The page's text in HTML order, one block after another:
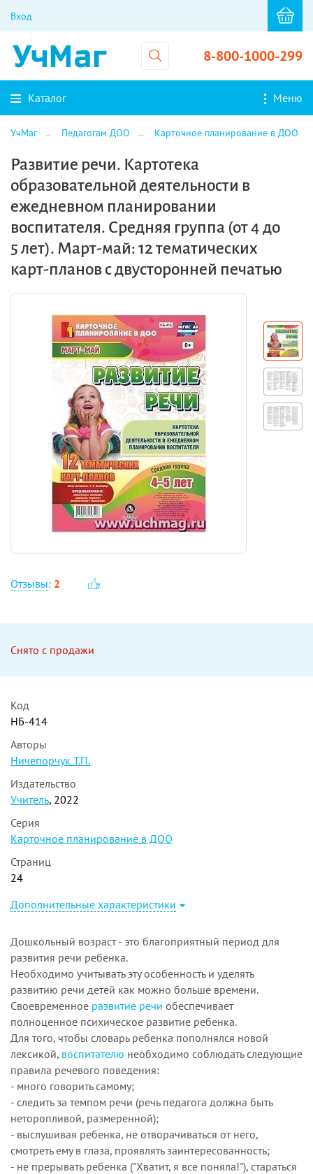
Вход
8-800-1000-299
Каталог Меню
УчМаг Педагогам ДОО Карточное планирование в ДОО
Развитие речи. Картотека
образовательной деятельности в
ежедневном планировании
воспитателя. Средняя группа (от 4 до
5 лет). Март-май: 12 тематических
карт-планов с двусторонней печатью
Отзывы: 2
Снято с продажи
Код
НБ-414
Авторы
Ничепорчук Т.П.
Издательство
Учитель, 2022
Серия
Карточное планирование в ДОО
Страниц
24
Дополнительные характеристики
Дошкольный возраст - это благоприятный период для
развития речи ребенка.
Необходимо учитывать эту особенность и уделять
развитию речи детей как можно больше времени.
Своевременное развитие речи обеспечивает
полноценное психическое развитие ребенка.
Для того, чтобы словарь ребенка пополнялся новой
лексикой, воспитателю необходимо соблюдать следующие
правила речевого поведения:
- много говорить самому;
- следить за темпом речи (речь педагога должна быть
неторопливой, размеренной);
- выслушивая ребенка, не отворачиваться от него,
смотреть ему в глаза, проявлять заинтересованность;
- не прерывать ребенка ("Хватит, я все поняла!"), стараться